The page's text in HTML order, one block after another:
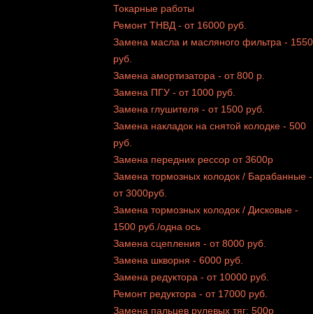
Токарные работы
Ремонт ТНВД - от 16000 руб.
Замена масла и масляного фильтра - 1550
руб.
Замена амортизатора - от 800 р.
Замена ПГУ - от 1000 руб.
Замена глушителя - от 1500 руб.
Замена накладок на снятой колодке - 500
руб.
Замена передних рессор от 3600р
Замена тормозных колодок / Барабанные -
от 3000руб.
Замена тормозных колодок / Дисковые -
1500 руб./одна ось
Замена сцепления - от 8000 руб.
Замена шкворня - 6000 руб.
Замена редуктора - от 10000 руб.
Ремонт редуктора - от 17000 руб.
Замена пальцев рулевых тяг: 500р